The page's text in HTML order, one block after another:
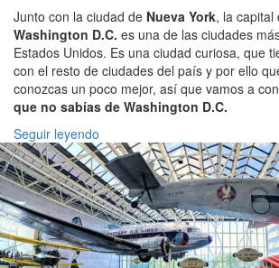
Junto con la ciudad de Nueva York, la capital
Washington D.C. es una de las ciudades
Estados Unidos. Es una ciudad curiosa, que
con el resto de ciudades del país y por ello
conozcas un poco mejor, así que vamos a
que no sabías de Washington D.C.
Seguir leyendo